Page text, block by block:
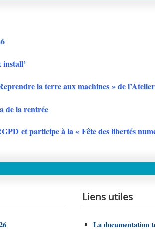
la terre aux machines » de
de la rentrée
et participe à la « Fête des libertés
Liens utiles
La documentation